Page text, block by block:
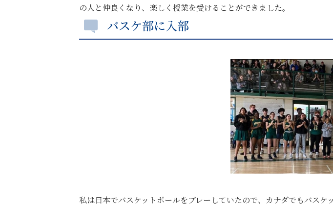
の人と仲良くなり、楽しく授業を受けることができました。
バスケ部に入部
私は日本でバスケットボールをプレーしていたので、カナダでもバス